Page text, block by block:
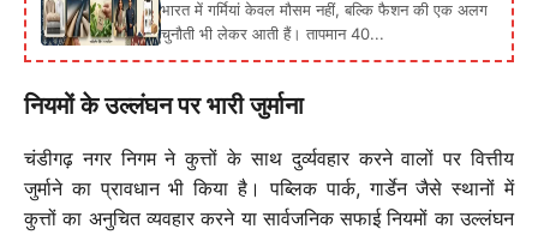
भारत में गर्मियां केवल मौसम नहीं, बल्कि फैशन की एक अलग
चुनौती भी लेकर आती हैं। तापमान 40...
नियमों के उल्लंघन पर भारी जुर्माना
चंडीगढ़ नगर निगम ने कुत्तों के साथ दुर्व्यवहार करने वालों पर वित्तीय
जुर्माने का प्रावधान भी किया है। पब्लिक पार्क, गार्डेन जैसे स्थानों में
कुत्तों का अनुचित व्यवहार करने या सार्वजनिक सफाई नियमों का उल्लंघन